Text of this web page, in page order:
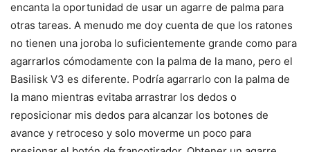
encanta la oportunidad de usar un agarre de palma para
otras tareas. A menudo me doy cuenta de que los ratones
no tienen una joroba lo suficientemente grande como para
agarrarlos cómodamente con la palma de la mano, pero el
Basilisk V3 es diferente. Podría agarrarlo con la palma de
la mano mientras evitaba arrastrar los dedos o
reposicionar mis dedos para alcanzar los botones de
avance y retroceso y solo moverme un poco para